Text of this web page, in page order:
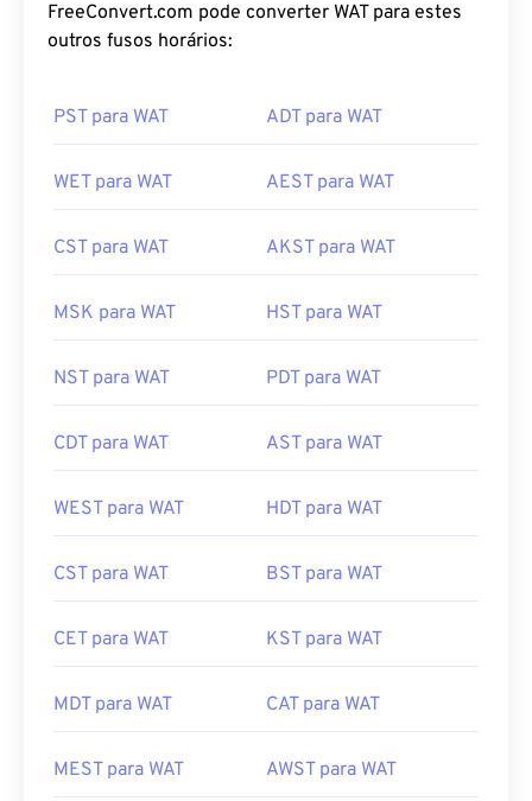
FreeConvert.com pode converter WAT para estes
outros fusos horários:
PST para WAT ADT para WAT
WET para WAT AEST para WAT
CST para WAT AKST para WAT
MSK para WAT HST para WAT
NST para WAT PDT para WAT
CDT para WAT AST para WAT
WEST para WAT HDT para WAT
CST para WAT BST para WAT
CET para WAT KST para WAT
MDT para WAT CAT para WAT
MEST para WAT AWST para WAT